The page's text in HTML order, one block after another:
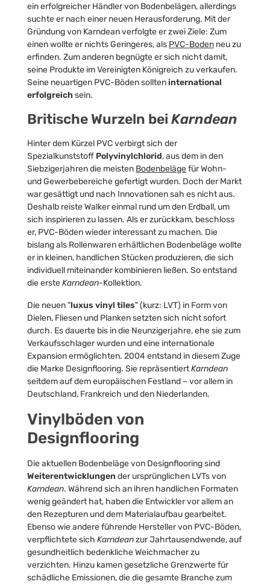
ein erfolgreicher Händler von Bodenbelägen, allerdings
suchte er nach einer neuen Herausforderung. Mit der
Gründung von Karndean verfolgte er zwei Ziele: Zum
einen wollte er nichts Geringeres, als PVC-Boden neu zu
erfinden. Zum anderen begnügte er sich nicht damit,
seine Produkte im Vereinigten Königreich zu verkaufen.
Seine neuartigen PVC-Böden sollteninternational
erfolgreichsein.
Britische Wurzeln beiKarndean
Hinter dem Kürzel PVC verbirgt sich der
Spezialkunststoff Polyvinylchlorid, aus dem in den
Siebzigerjahren die meisten Bodenbelägefür Wohn-
und Gewerbebereiche gefertigt wurden. Doch der Markt
war gesättigt und nach Innovationen sah es nicht aus.
Deshalb reiste Walker einmal rund um den Erdball, um
sich inspirieren zu lassen. Als er zurückkam, beschloss
er, PVC-Böden wieder interessant zu machen. Die
bislang als Rollenwaren erhältlichen Bodenbeläge wollte
er in kleinen, handlichen Stücken produzieren, die sich
individuell miteinander kombinieren ließen. So entstand
die ersteKarndean-Kollektion.
Die neuen "luxus vinyl tiles" (kurz: LVT) in Form von
Dielen, Fliesen und Planken setzten sich nicht sofort
durch. Es dauerte bis in die Neunzigerjahre, ehe sie zum
Verkaufsschlager wurden und eine internationale
Expansion ermöglichten. 2004 entstand in diesem Zuge
die Marke Designflooring. Sie repräsentiertKarndean
seitdem auf dem europäischen Festland – vor allem in
Deutschland, Frankreich und den Niederlanden.
Vinylböden von
Designflooring
Die aktuellen Bodenbeläge von Designflooring sind
Weiterentwicklungen der ursprünglichen LVTs von
Karndean. Während sich an ihren handlichen Formaten
wenig geändert hat, haben die Entwickler vor allem an
den Rezepturen und dem Materialaufbau gearbeitet.
Ebenso wie andere führende Hersteller von PVC-Böden,
verpflichtete sichKarndeanzur Jahrtausendwende, auf
gesundheitlich bedenkliche Weichmacher zu
verzichten. Hinzu kamen gesetzliche Grenzwerte für
schädliche Emissionen, die die gesamte Branche zum